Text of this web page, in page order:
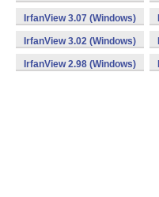
IrfanView 3.07 (Windows)
IrfanView 3.02 (Windows)
IrfanView 2.98 (Windows)